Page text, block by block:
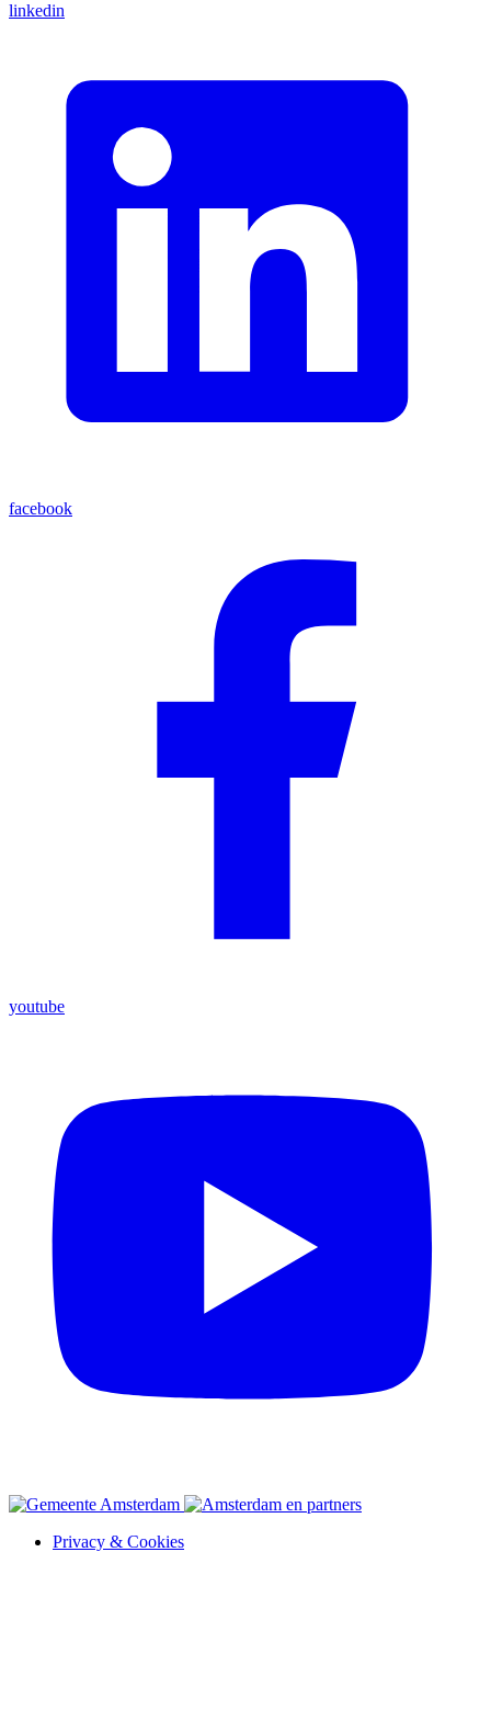
linkedin
facebook
youtube
Privacy & Cookies